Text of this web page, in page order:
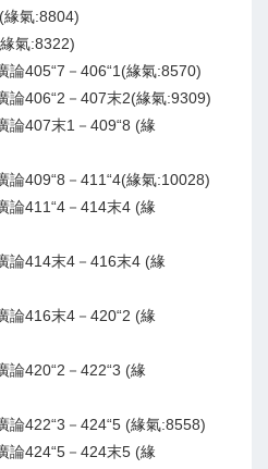
氣:8804)
氣:8322)
405“7－406“1(緣氣:8570)
406“2－407末2(緣氣:9309)
論407末1－409“8 (緣
409“8－411“4(緣氣:10028)
論411“4－414末4 (緣
論414末4－416末4 (緣
論416末4－420“2 (緣
420“2－422“3 (緣
422“3－424“5 (緣氣:8558)
論424“5－424末5 (緣